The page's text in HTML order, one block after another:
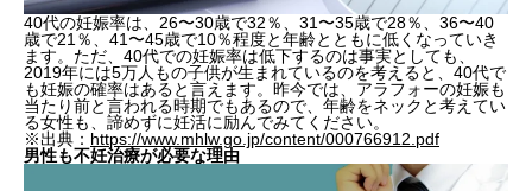
40代の妊娠率は、26〜30歳で32％、31〜35歳で28％、36〜40
歳で21％、41〜45歳で10％程度と年齢とともに低くなっていき
ます。ただ、40代での妊娠率は低下するのは事実としても、
2019年には5万人もの子供が生まれているのを考えると、40代で
も妊娠の確率はあると言えます。昨今では、アラフォーの妊娠も
当たり前と言われる時期でもあるので、年齢をネックと考えてい
る女性も、諦めずに妊活に励んでみてください。
※出典： https://www.mhlw.go.jp/content/000766912.pdf
男性も不妊治療が必要な理由